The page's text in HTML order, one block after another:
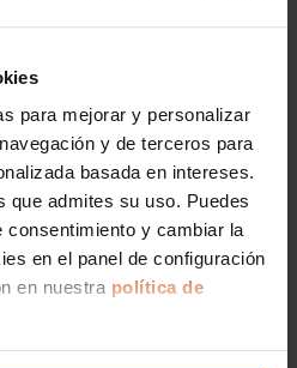
para mejorar y personalizar
y de terceros para
basada en intereses.
que admites su uso. Puedes
consentimiento y cambiar la
en el panel de configuración
en nuestra política de
con la calidad es
Maxus ha sido
asegurar que cumpla
rendimiento y
qué motorización elijas,
que recibirás un coche
con garantía.
de los